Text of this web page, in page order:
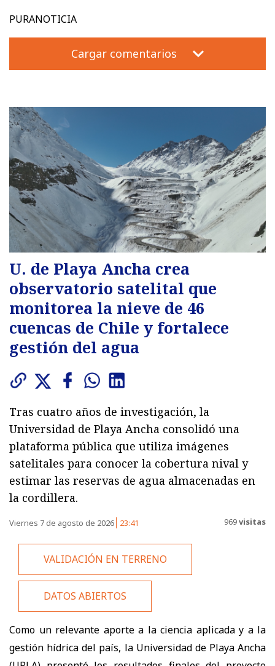
PURANOTICIA
Cargar comentarios
U. de Playa Ancha crea
observatorio satelital que
monitorea la nieve de 46
cuencas de Chile y fortalece
gestión del agua
Tras cuatro años de investigación, la
Universidad de Playa Ancha consolidó una
plataforma pública que utiliza imágenes
satelitales para conocer la cobertura nival y
estimar las reservas de agua almacenadas en
la cordillera.
Viernes 7 de agosto de 2026 23:41 969visitas
VALIDACIÓN EN TERRENO
DATOS ABIERTOS
Como un relevante aporte a la ciencia aplicada y a la
gestión hídrica del país, la Universidad de Playa Ancha